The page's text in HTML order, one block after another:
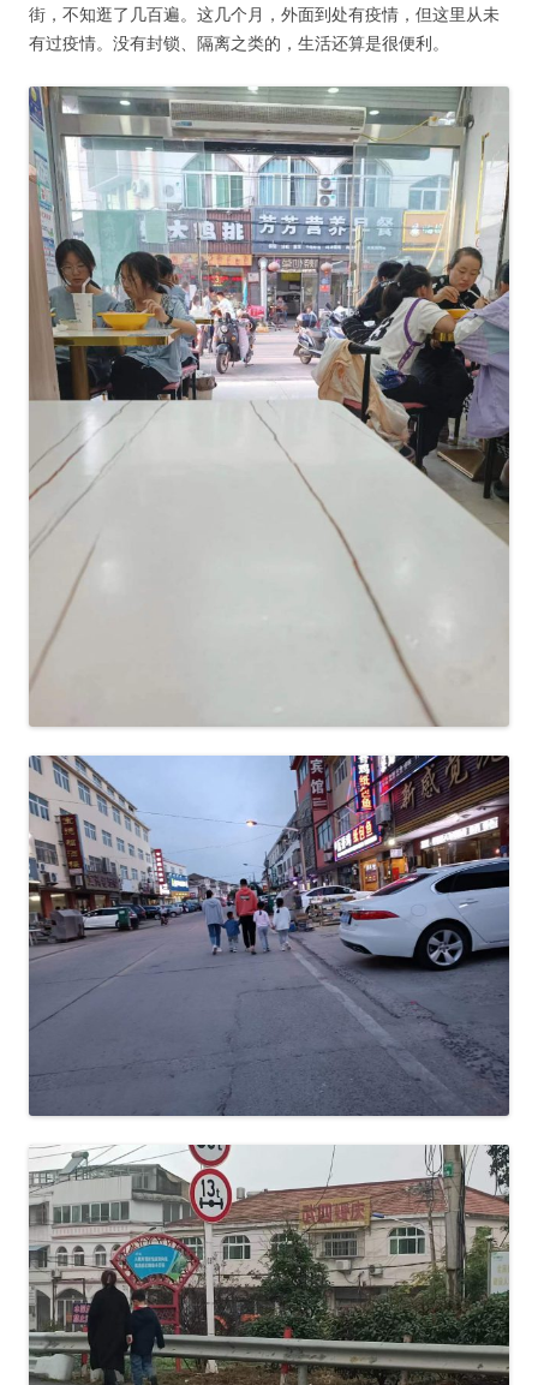
街，不知逛了几百遍。这几个月，外面到处有疫情，但这里从未
有过疫情。没有封锁、隔离之类的，生活还算是很便利。